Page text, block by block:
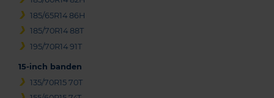
185/65R14 86H
185/70R14 88T
195/70R14 91T
15-inch banden
135/70R15 70T